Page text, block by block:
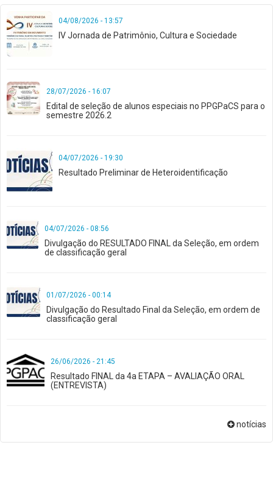
04/08/2026 - 13:57
IV Jornada de Patrimônio, Cultura e Sociedade
28/07/2026 - 16:07
Edital de seleção de alunos especiais no PPGPaCS para o
semestre 2026.2
04/07/2026 - 19:30
Resultado Preliminar de Heteroidentificação
04/07/2026 - 08:56
Divulgação do RESULTADO FINAL da Seleção, em ordem
de classificação geral
01/07/2026 - 00:14
Divulgação do Resultado Final da Seleção, em ordem de
classificação geral
26/06/2026 - 21:45
Resultado FINAL da 4a ETAPA – AVALIAÇÃO ORAL
(ENTREVISTA)
notícias